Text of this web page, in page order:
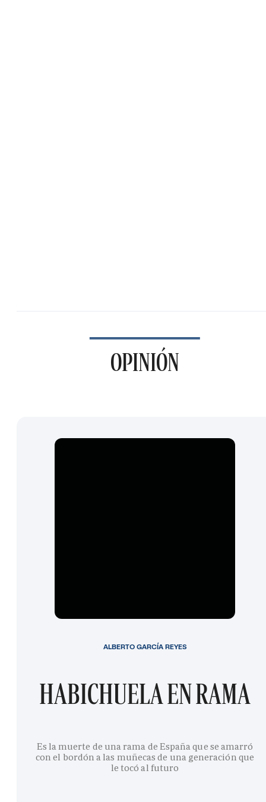
OPINIÓN
HABICHUELA EN RAMA
Es la muerte de una rama de España que se amarró
con el bordón a las muñecas de una generación que
le tocó al futuro
ALBERTO GARCÍA REYES